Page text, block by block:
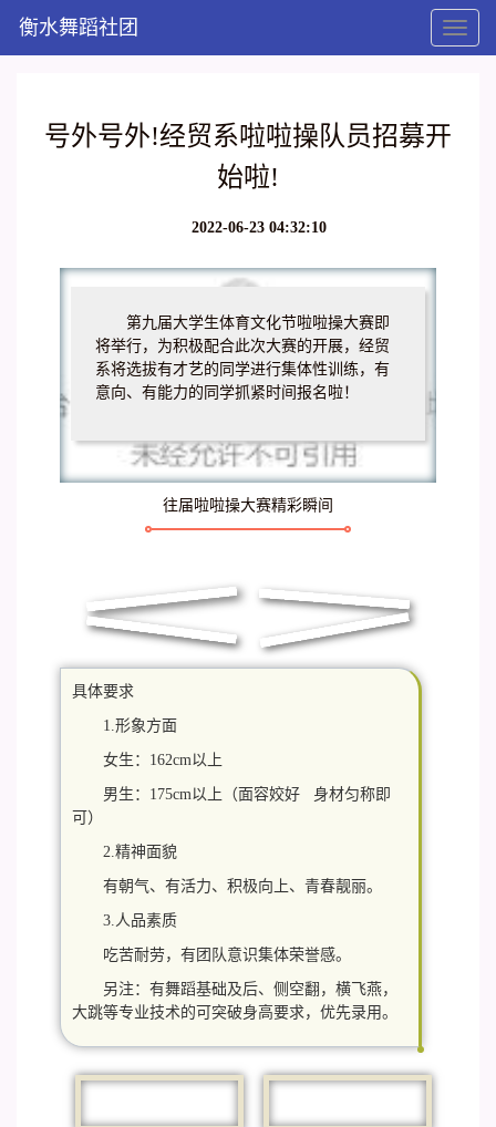
Toggle
衡水舞蹈社团
号外号外!经贸系啦啦操队员招募开
始啦!
2022-06-23 04:32:10
第九届大学生体育文化节啦啦操大赛即
将举行，为积极配合此次大赛的开展，经贸
系将选拔有才艺的同学进行集体性训练，有
意向、有能力的同学抓紧时间报名啦！
往届啦啦操大赛精彩瞬间
具体要求
1.形象方面
女生：162cm以上
男生：175cm以上（面容姣好 身材匀称即
可）
2.精神面貌
有朝气、有活力、积极向上、青春靓丽。
3.人品素质
吃苦耐劳，有团队意识集体荣誉感。
另注：有舞蹈基础及后、侧空翻，横飞燕，
大跳等专业技术的可突破身高要求，优先录用。